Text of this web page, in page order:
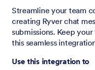
Streamline your team
creating Ryver chat
submissions. Keep
this seamless
Use this integration to